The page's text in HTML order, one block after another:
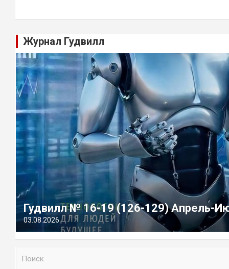
Журнал Гудвилл
Гудвилл № 16-19 (126-129) Апрель-
03.08.2026